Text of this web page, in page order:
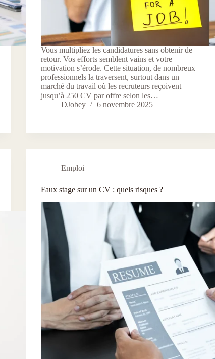
Vous multipliez les candidatures sans obtenir de
retour. Vos efforts semblent vains et votre
motivation s’érode. Cette situation, de nombreux
professionnels la traversent, surtout dans un
marché du travail où les recruteurs reçoivent
jusqu’à 250 CV par offre selon les…
DJobey
6 novembre 2025
Emploi
Faux stage sur un CV : quels risques ?